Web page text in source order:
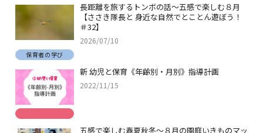
長距離を旅するトンボの話～五感で楽しむ８月
【ささき隊長と 身近な自然でとことん遊ぼう！
＃32】
2026/07/10
保育者の学び
新 幼児と保育《年齢別・月別》指導計画
2022/11/15
五感で楽しむ春夏秋冬～８月の園庭いきものマッ